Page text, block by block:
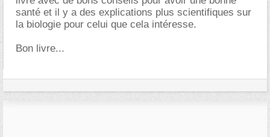
santé et il y a des explications plus scientifiques sur
la biologie pour celui que cela intéresse.
Bon livre...